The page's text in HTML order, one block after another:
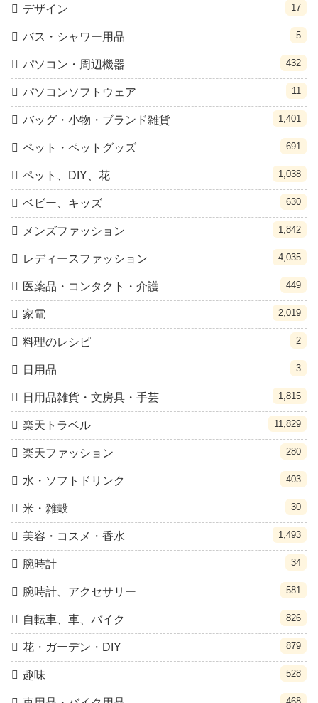
デザイン 17
バス・シャワー用品 5
パソコン・周辺機器 432
パソコンソフトウェア 11
バッグ・小物・ブランド雑貨 1,401
ペット・ペットグッズ 691
ペット、DIY、花 1,038
ベビー、キッズ 630
メンズファッション 1,842
レディースファッション 4,035
医薬品・コンタクト・介護 449
家電 2,019
料理のレシピ 2
日用品 3
日用品雑貨・文房具・手芸 1,815
楽天トラベル 11,829
楽天ファッション 280
水・ソフトドリンク 403
米・雑穀 30
美容・コスメ・香水 1,493
腕時計 34
腕時計、アクセサリー 581
自転車、車、バイク 826
花・ガーデン・DIY 879
趣味 528